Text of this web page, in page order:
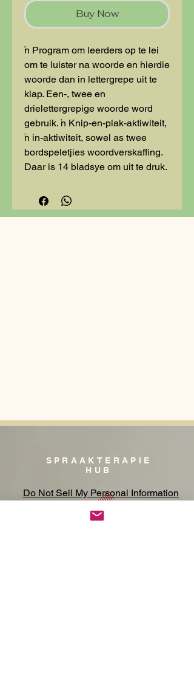
Buy Now
'n Program om leerders op te lei
om te luister na woorde en hierdie
woorde dan in lettergrepe uit te
klap. Een-, twee en
drielettergrepige woorde word
gebruik. 'n Knip-en-plak-aktiwiteit,
'n in-aktiwiteit, sowel as twee
bordspeletjies woordverskaffing.
Daar is 14 bladsye om uit te druk.
SPRAAKTERAPIE
HUB
Do Not Sell My Personal Information